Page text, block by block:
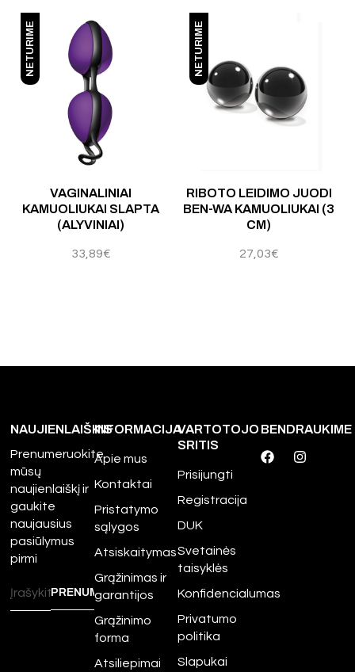
NETURIME
VAGINALINIAI
KAMUOLIUKAI SLAPTA
(ALYVINIAI)
33,89€
NETURIME
RIBOTO LEIDIMO JUODI
BEN-WA KAMUOLIUKAI (3
CM)
27,03€
Įvertinimas:5.00 Įvertinimas:5.00iš 5
NAUJIENLAIŠKIS
Prenumeruokite
mūsų
naujienlaiškį ir
gaukite
naujausius
pasiūlymus
pirmi
INFORMACIJA
Apie mus
Kontaktai
Pristatymo
sąlygos
Atsiskaitymas
Grąžinimas ir
garantijos
Grąžinimo
forma
Atsiliepimai
VARTOTOJO
SRITIS
Prisijungti
Registracija
DUK
Svetainės
taisyklės
Konfidencialumas
Privatumo
politika
Slapukai
BENDRAUKIME